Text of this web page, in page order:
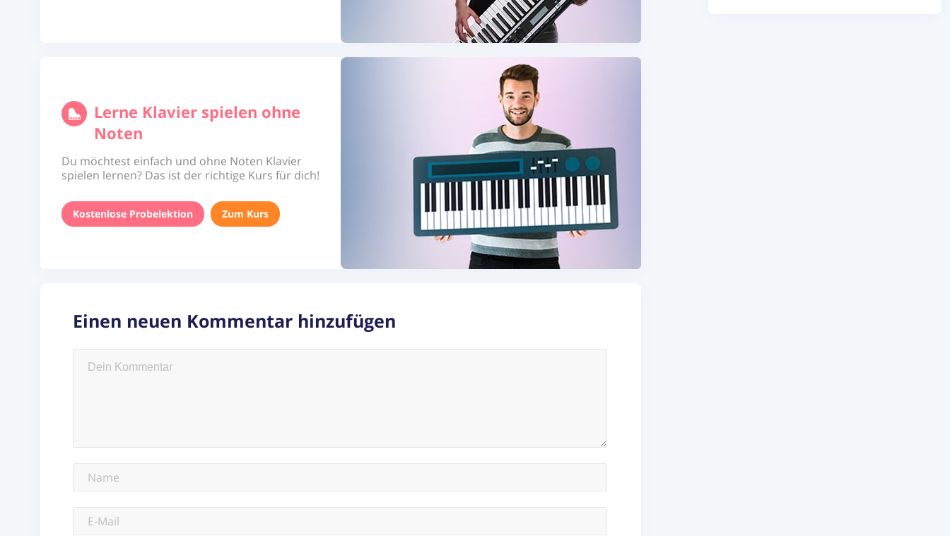
Lerne Klavier spielen ohne
Noten
Du möchtest einfach und ohne Noten Klavier
spielen lernen? Das ist der richtige Kurs für dich!
Kostenlose Probelektion Zum Kurs
Einen neuen Kommentar hinzufügen